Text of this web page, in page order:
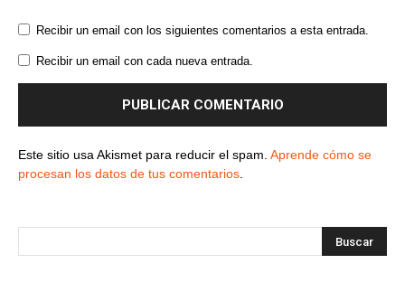
Recibir un email con los siguientes comentarios a esta entrada.
Recibir un email con cada nueva entrada.
Este sitio usa Akismet para reducir el spam. Aprende cómo se
procesan los datos de tus comentarios